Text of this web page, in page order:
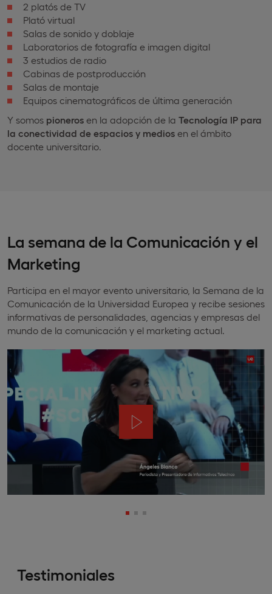
2 platós de TV
Plató virtual
Salas de sonido y doblaje
Laboratorios de fotografía e imagen digital
3 estudios de radio
Cabinas de postproducción
Salas de montaje
Equipos cinematográficos de última generación
Y somos pioneros en la adopción de la Tecnología IP para
la conectividad de espacios y medios en el ámbito
docente universitario.
La semana de la Comunicación y el
Marketing
Participa en el mayor evento universitario, la Semana de la
Comunicación de la Universidad Europea y recibe sesiones
informativas de personalidades, agencias y empresas del
mundo de la comunicación y el marketing actual.
Testimoniales